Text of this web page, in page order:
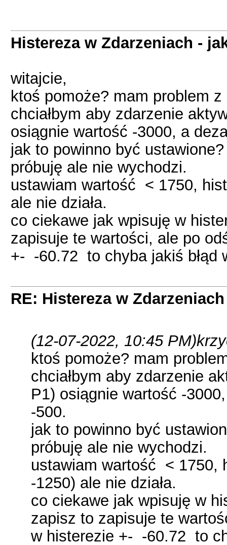
Histereza w Zdarzeniach -
witajcie,
ktoś pomoże? mam problem
chciałbym aby zdarzenie
osiągnie wartość -3000, a
jak to powinno być ustawione?
próbuję ale nie wychodzi.
ustawiam wartość < 1750,
ale nie działa.
co ciekawe jak wpisuję w
zapisuje te wartości, ale po
+- -60.72 to chyba jakiś błąd
RE: Histereza w
(12-07-2022, 10:45 PM)
ktoś pomoże? mam
chciałbym aby zdarzenie
P1) osiągnie wartość -
-500.
jak to powinno być
próbuję ale nie wychodzi.
ustawiam wartość < 1750,
-1250) ale nie działa.
co ciekawe jak wpisuję w
zapisz to zapisuje te
w histerezie +- -60.72 to